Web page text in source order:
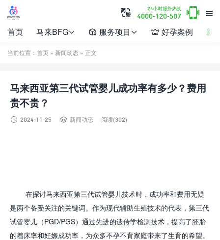

24小时服务热线
4000-120-507 

首页 马来BFG  服务项目   好孕案例 新
当前位置： 首页 » 新闻动态 » 正文
马来西亚第三代试管婴儿成功率有多少？费用
贵不贵？
 2024-11-25  新闻动态 阅读(302)
在探讨马来西亚第三代试管婴儿技术时，成功率和费用无疑
是两个备受关注的关键词。作为现代辅助生殖技术的代表，第三代
试管婴儿（PGD/PGS）通过先进的遗传学检测技术，提高了胚胎
的着床率和妊娠成功率，为众多不孕不育家庭带来了生育的希望。